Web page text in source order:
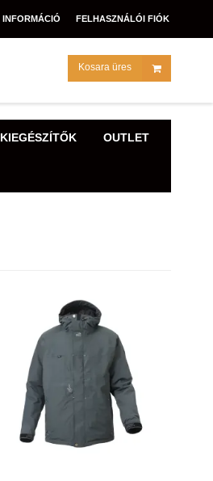
INFORMÁCIÓ FELHASZNÁLÓI FIÓK
Kosara üres
KIEGÉSZÍTŐK OUTLET